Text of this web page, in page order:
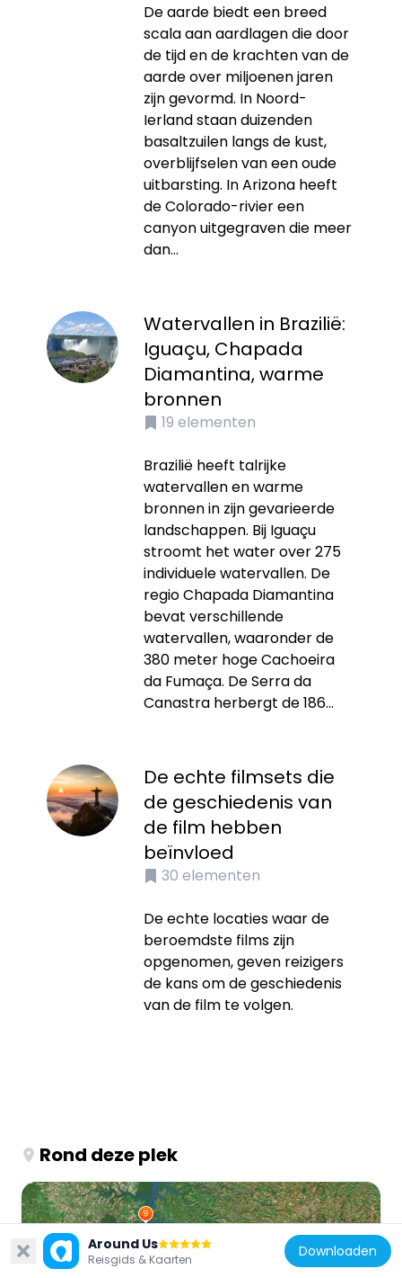
De aarde biedt een breed
scala aan aardlagen die door
de tijd en de krachten van de
aarde over miljoenen jaren
zijn gevormd. In Noord-
Ierland staan duizenden
basaltzuilen langs de kust,
overblijfselen van een oude
uitbarsting. In Arizona heeft
de Colorado-rivier een
canyon uitgegraven die meer
dan...
Watervallen in Brazilië:
Iguaçu, Chapada
Diamantina, warme
bronnen
19 elementen
Brazilië heeft talrijke
watervallen en warme
bronnen in zijn gevarieerde
landschappen. Bij Iguaçu
stroomt het water over 275
individuele watervallen. De
regio Chapada Diamantina
bevat verschillende
watervallen, waaronder de
380 meter hoge Cachoeira
da Fumaça. De Serra da
Canastra herbergt de 186...
De echte filmsets die
de geschiedenis van
de film hebben
beïnvloed
30 elementen
De echte locaties waar de
beroemdste films zijn
opgenomen, geven reizigers
de kans om de geschiedenis
van de film te volgen.
Rond deze plek
Around Us
Reisgids & Kaarten Downloaden